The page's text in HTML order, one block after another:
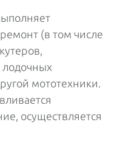
(в том числе
лодочных
мототехники.
осуществляется